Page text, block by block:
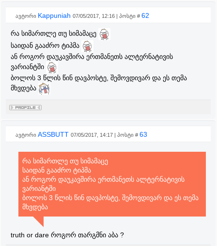
ავტორი Kappuniah 07/05/2017, 12:16 | პოსტი # 62
რა სიმართლე თუ სიმამაცე
საიდან გააძრო ტიპმა
ან როგორ დაუკავშირა ერთმანეთს ალტერნატივის
ვარიანტში
ბოლოს 3 წლის წინ დავპოსტე, შემოვდივარ და ეს თემა
მხვდება
ავტორი ASSBUTT 07/05/2017, 14:17 | პოსტი # 63
რა სიმართლე თუ სიმამაცე
საიდან გააძრო ტიპმა
ან როგორ დაუკავშირა ერთმანეთს ალტერნატივის
ვარიანტში
ბოლოს 3 წლის წინ დავპოსტე, შემოვდივარ და ეს თემა
მხვდება
truth or dare როგორ თარგმნი აბა ?